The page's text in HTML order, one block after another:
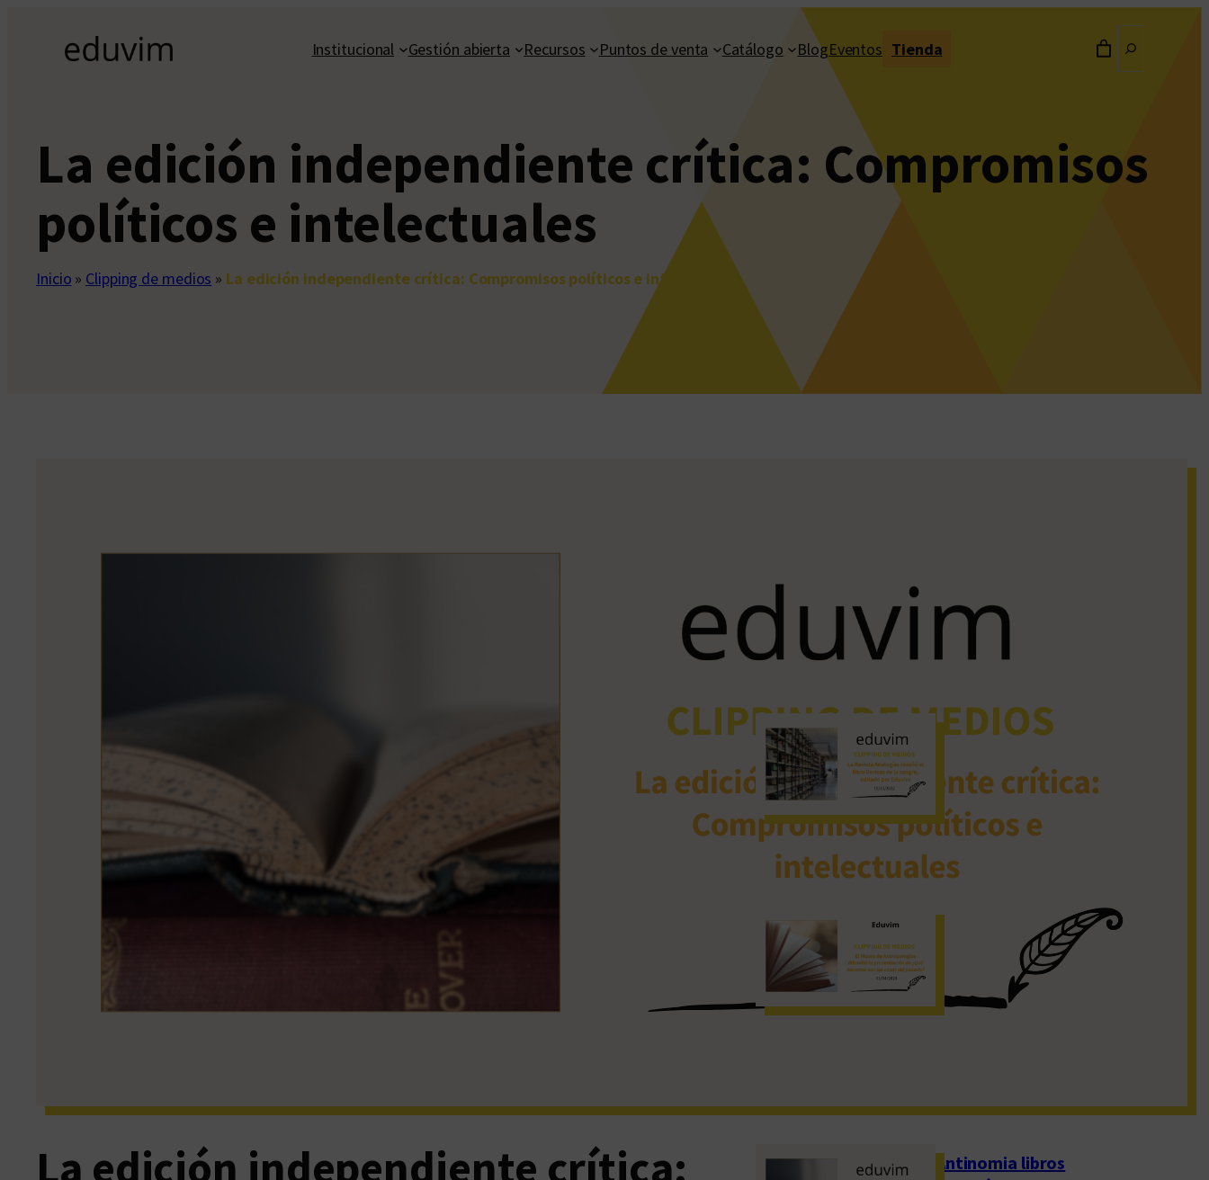
contenido
Institucional Gestión abierta Recursos Puntos de venta Catálogo BlogEventos Tienda
La edición independiente crítica: Compromisos
políticos e intelectuales
Inicio » Clipping de medios » La edición independiente crítica: Compromisos políticos e intelectuales
La edición independiente crítica:
Antiguos clipping de
medios
La Revista Analogías
de la sangre, editado
por Eduvim
19 de noviembre de 2022
Antropologías
difundió la
presentación de
«¿Qué hacemos con
1 de abril de 2023
Antinomia libros